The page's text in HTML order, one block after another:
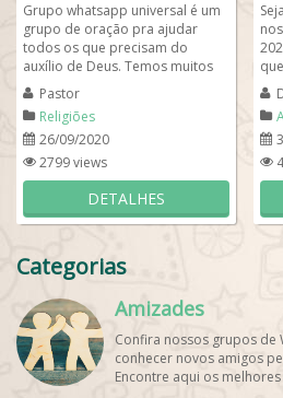
Grupo whatsapp universal é um
grupo de oração pra ajudar
todos os que precisam do
auxílio de Deus. Temos muitos
obreiros no grupo prontos a
ajudar a...
Pastor
Religiões
26/09/2020
2799 views
DETALHES
Categorias
Amizades
Confira nossos grupos de
conhecer novos amigos
Encontre aqui os